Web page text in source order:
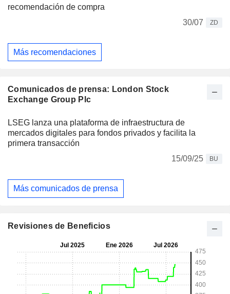
recomendación de compra
30/07
ZD
Más recomendaciones
Comunicados de prensa: London Stock
Exchange Group Plc
LSEG lanza una plataforma de infraestructura de
mercados digitales para fondos privados y facilita la
primera transacción
15/09/25
BU
Más comunicados de prensa
Revisiones de Beneficios